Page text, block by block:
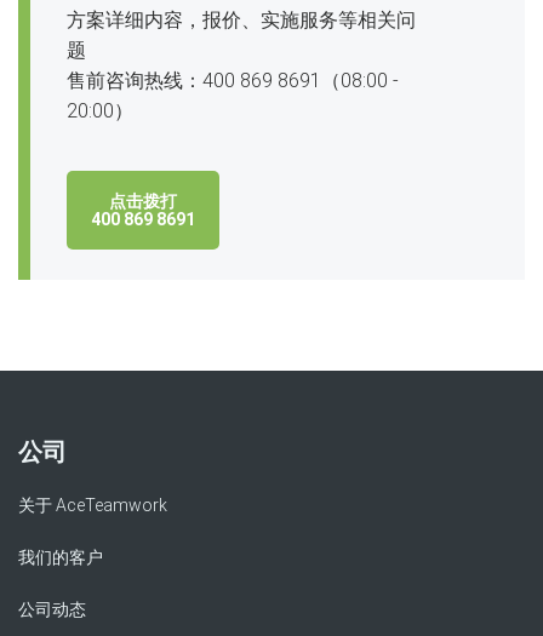
方案详细内容，报价、实施服务等相关问
题
售前咨询热线：400 869 8691（08:00 -
20:00）
点击拨打
400 869 8691
公司
关于 AceTeamwork
我们的客户
公司动态